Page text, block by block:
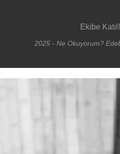
Ekibe Katıl!
2025 - Ne Okuyorum?